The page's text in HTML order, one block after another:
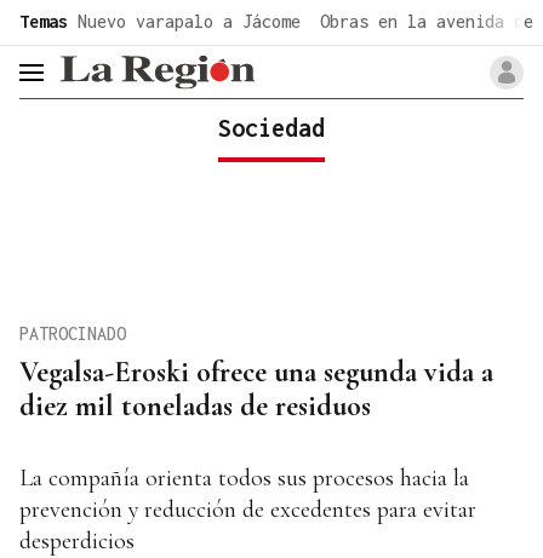
Temas Nuevo varapalo a Jácome Obras en la avenida de
header.menu.open
Sociedad
Vegalsa-Eroski ofrece una segunda vida a
diez mil toneladas de residuos
PATROCINADO
La compañía orienta todos sus procesos hacia la
prevención y reducción de excedentes para evitar
desperdicios